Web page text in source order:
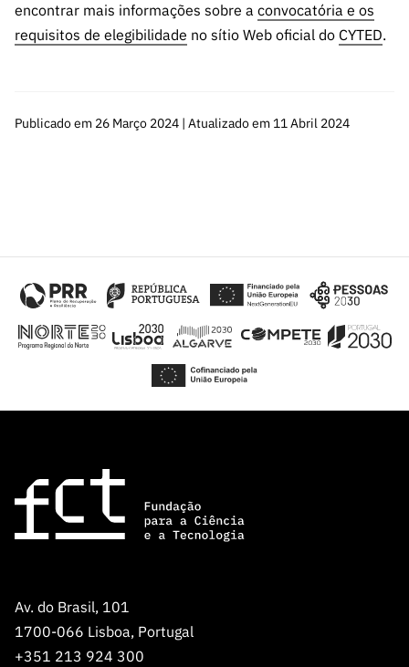
encontrar mais informações sobre a convocatória e os
requisitos de elegibilidade no sítio Web oficial do CYTED.
Publicado em 26 Março 2024 | Atualizado em 11 Abril 2024
Av. do Brasil, 101
1700-066 Lisboa, Portugal
+351 213 924 300